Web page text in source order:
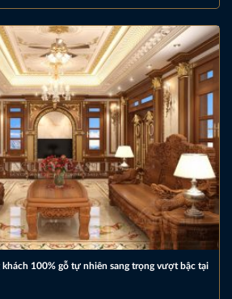
100% gỗ tự nhiên sang trọng vượt bậc tại